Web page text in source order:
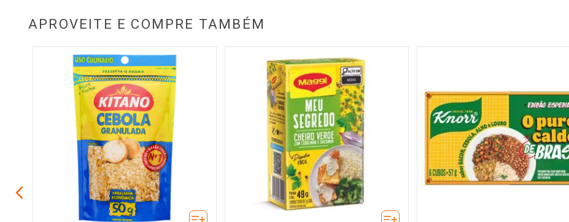
APROVEITE E COMPRE TAMBÉM